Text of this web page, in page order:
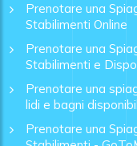
Prenotare una
Stabilimenti Online
Prenotare una
Stabilimenti e
Prenotare una
lidi e bagni
Prenotare una